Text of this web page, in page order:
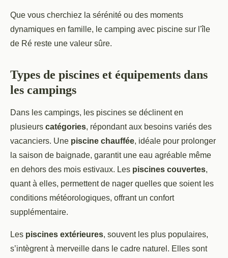
Que vous cherchiez la sérénité ou des moments
dynamiques en famille, le camping avec piscine sur l'île
de Ré reste une valeur sûre.
Types de piscines et équipements dans
les campings
Dans les campings, les piscines se déclinent en
plusieurs catégories, répondant aux besoins variés des
vacanciers. Une piscine chauffée, idéale pour prolonger
la saison de baignade, garantit une eau agréable même
en dehors des mois estivaux. Les piscines couvertes,
quant à elles, permettent de nager quelles que soient les
conditions météorologiques, offrant un confort
supplémentaire.
Les piscines extérieures, souvent les plus populaires,
s’intègrent à merveille dans le cadre naturel. Elles sont